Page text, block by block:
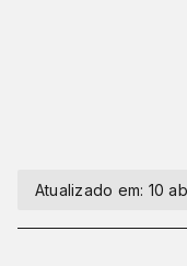
Atualizado em: 10